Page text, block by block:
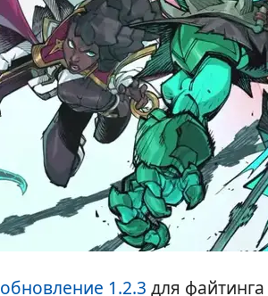
обновление 1.2.3 для файтинга